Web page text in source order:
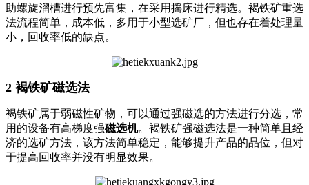
助螺旋溜槽进行预先富集，在采用摇床进行精选。褐铁矿重选
法流程简单，成本低，多用于小型选矿厂，但也存在着处理量
小，回收率低的缺点。
2 褐铁矿磁选法
褐铁矿属于弱磁性矿物，可以通过强磁选的方法进行分选，常
用的设备有高梯度强磁选机。褐铁矿强磁选法是一种简单且经
济的选矿方法，该方法简单稳定，能够提升产品的品位，但对
于提高回收率并没有明显效果。